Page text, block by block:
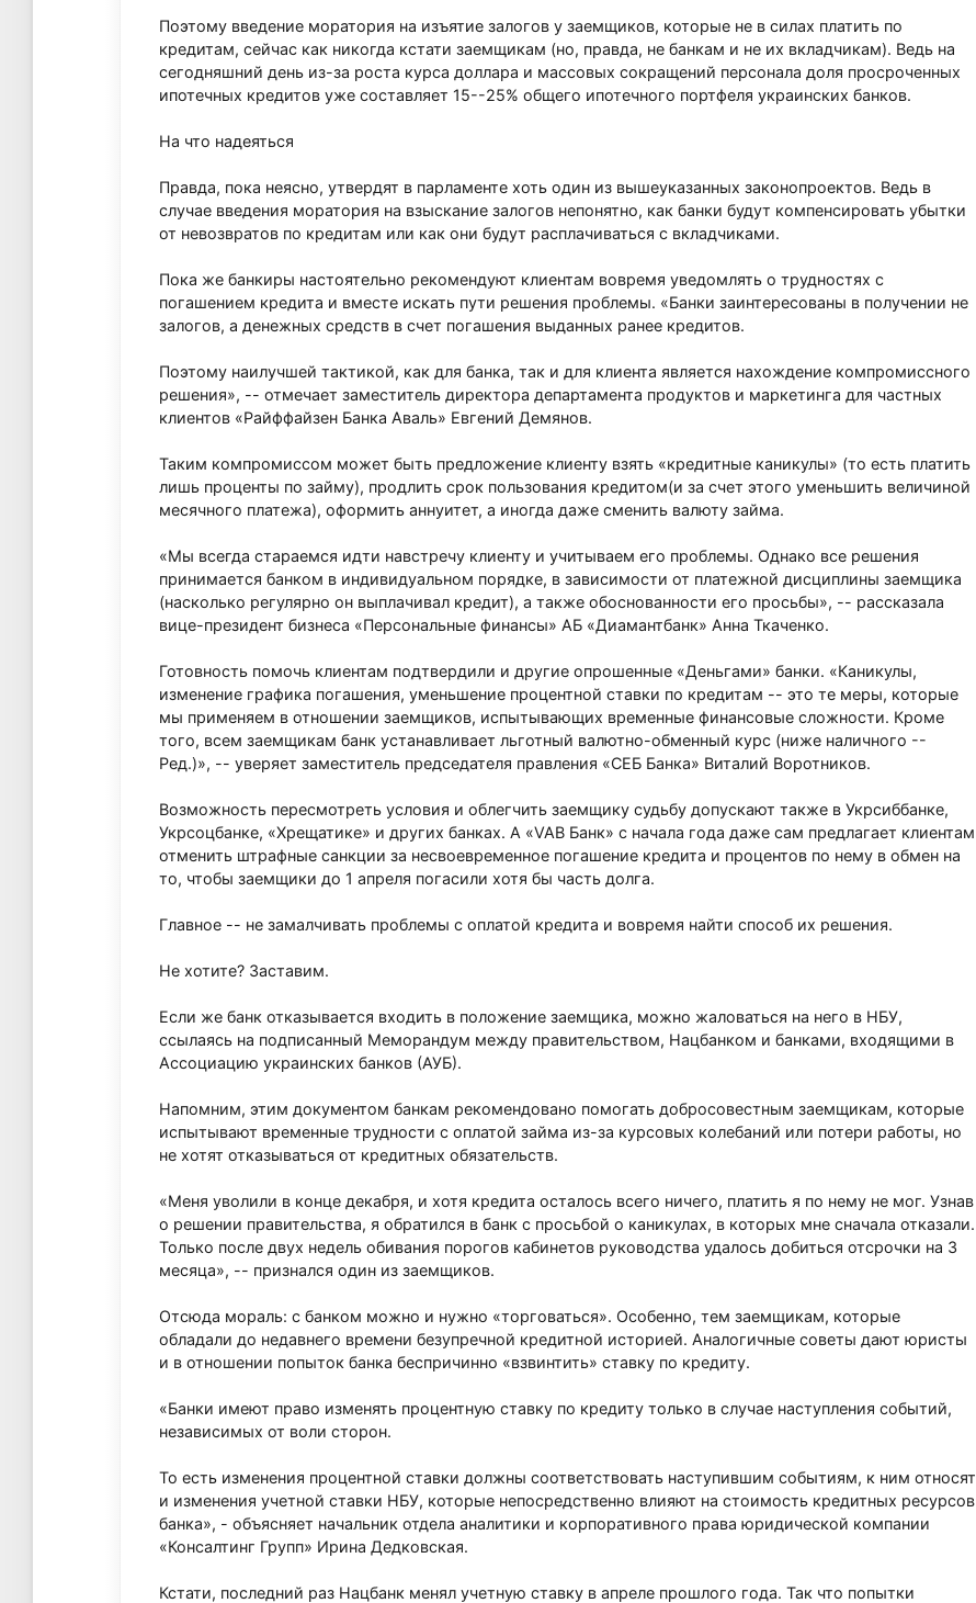
Поэтому введение моратория на изъятие залогов у заемщиков, которые не в силах платить по
кредитам, сейчас как никогда кстати заемщикам (но, правда, не банкам и не их вкладчикам). Ведь на
сегодняшний день из-за роста курса доллара и массовых сокращений персонала доля просроченных
ипотечных кредитов уже составляет 15--25% общего ипотечного портфеля украинских банков.
На что надеяться
Правда, пока неясно, утвердят в парламенте хоть один из вышеуказанных законопроектов. Ведь в
случае введения моратория на взыскание залогов непонятно, как банки будут компенсировать убытки
от невозвратов по кредитам или как они будут расплачиваться с вкладчиками.
Пока же банкиры настоятельно рекомендуют клиентам вовремя уведомлять о трудностях с
погашением кредита и вместе искать пути решения проблемы. «Банки заинтересованы в получении не
залогов, а денежных средств в счет погашения выданных ранее кредитов.
Поэтому наилучшей тактикой, как для банка, так и для клиента является нахождение компромиссного
решения», -- отмечает заместитель директора департамента продуктов и маркетинга для частных
клиентов «Райффайзен Банка Аваль» Евгений Демянов.
Таким компромиссом может быть предложение клиенту взять «кредитные каникулы» (то есть платить
лишь проценты по займу), продлить срок пользования кредитом(и за счет этого уменьшить величиной
месячного платежа), оформить аннуитет, а иногда даже сменить валюту займа.
«Мы всегда стараемся идти навстречу клиенту и учитываем его проблемы. Однако все решения
принимается банком в индивидуальном порядке, в зависимости от платежной дисциплины заемщика
(насколько регулярно он выплачивал кредит), а также обоснованности его просьбы», -- рассказала
вице-президент бизнеса «Персональные финансы» АБ «Диамантбанк» Анна Ткаченко.
Готовность помочь клиентам подтвердили и другие опрошенные «Деньгами» банки. «Каникулы,
изменение графика погашения, уменьшение процентной ставки по кредитам -- это те меры, которые
мы применяем в отношении заемщиков, испытывающих временные финансовые сложности. Кроме
того, всем заемщикам банк устанавливает льготный валютно-обменный курс (ниже наличного --
Ред.)», -- уверяет заместитель председателя правления «СЕБ Банка» Виталий Воротников.
Возможность пересмотреть условия и облегчить заемщику судьбу допускают также в Укрсиббанке,
Укрсоцбанке, «Хрещатике» и других банках. А «VAB Банк» с начала года даже сам предлагает клиентам
отменить штрафные санкции за несвоевременное погашение кредита и процентов по нему в обмен на
то, чтобы заемщики до 1 апреля погасили хотя бы часть долга.
Главное -- не замалчивать проблемы с оплатой кредита и вовремя найти способ их решения.
Не хотите? Заставим.
Если же банк отказывается входить в положение заемщика, можно жаловаться на него в НБУ,
ссылаясь на подписанный Меморандум между правительством, Нацбанком и банками, входящими в
Ассоциацию украинских банков (АУБ).
Напомним, этим документом банкам рекомендовано помогать добросовестным заемщикам, которые
испытывают временные трудности с оплатой займа из-за курсовых колебаний или потери работы, но
не хотят отказываться от кредитных обязательств.
«Меня уволили в конце декабря, и хотя кредита осталось всего ничего, платить я по нему не мог. Узнав
о решении правительства, я обратился в банк с просьбой о каникулах, в которых мне сначала отказали.
Только после двух недель обивания порогов кабинетов руководства удалось добиться отсрочки на 3
месяца», -- признался один из заемщиков.
Отсюда мораль: с банком можно и нужно «торговаться». Особенно, тем заемщикам, которые
обладали до недавнего времени безупречной кредитной историей. Аналогичные советы дают юристы
и в отношении попыток банка беспричинно «взвинтить» ставку по кредиту.
«Банки имеют право изменять процентную ставку по кредиту только в случае наступления событий,
независимых от воли сторон.
То есть изменения процентной ставки должны соответствовать наступившим событиям, к ним относят
и изменения учетной ставки НБУ, которые непосредственно влияют на стоимость кредитных ресурсов
банка», - объясняет начальник отдела аналитики и корпоративного права юридической компании
«Консалтинг Групп» Ирина Дедковская.
Кстати, последний раз Нацбанк менял учетную ставку в апреле прошлого года. Так что попытки